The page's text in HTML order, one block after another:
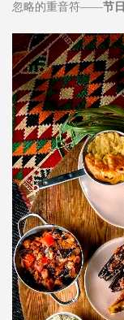
忽略的重音符——节日